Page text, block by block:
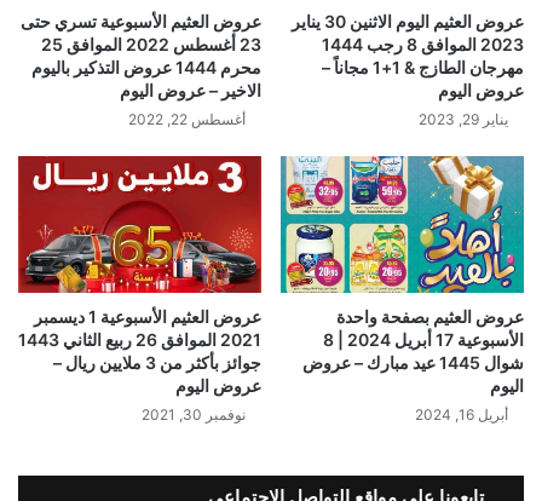
عروض العثيم اليوم الاثنين 30 يناير
2023 الموافق 8 رجب 1444
مهرجان الطازج & 1+1 مجاناً –
عروض اليوم
يناير 29, 2023
عروض العثيم الأسبوعية تسري حتى
23 أغسطس 2022 الموافق 25
محرم 1444 عروض التذكير باليوم
الاخير – عروض اليوم
أغسطس 22, 2022
عروض العثيم بصفحة واحدة
الأسبوعية 17 أبريل 2024 | 8
شوال 1445 عيد مبارك – عروض
اليوم
أبريل 16, 2024
عروض العثيم الأسبوعية 1 ديسمبر
2021 الموافق 26 ربيع الثاني 1443
جوائز بأكثر من 3 ملايين ريال –
عروض اليوم
نوفمبر 30, 2021